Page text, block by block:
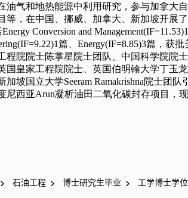
石油工程 博士研究生毕业 工学博士学位